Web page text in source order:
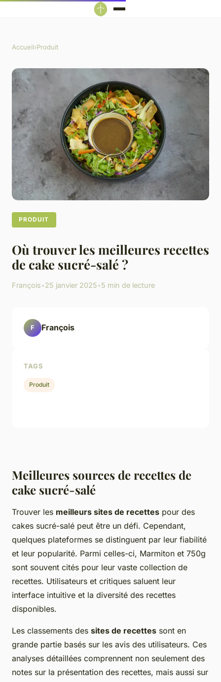
Accueil›Produit
PRODUIT
Où trouver les meilleures recettes
de cake sucré-salé ?
François•25 janvier 2025•5 min de lecture
Meilleures sources de recettes de
cake sucré-salé
Trouver les meilleurs sites de recettes pour des
cakes sucré-salé peut être un défi. Cependant,
quelques plateformes se distinguent par leur fiabilité
et leur popularité. Parmi celles-ci, Marmiton et 750g
sont souvent cités pour leur vaste collection de
recettes. Utilisateurs et critiques saluent leur
interface intuitive et la diversité des recettes
disponibles.
Les classements des sites de recettes sont en
grande partie basés sur les avis des utilisateurs. Ces
analyses détaillées comprennent non seulement des
notes sur la présentation des recettes, mais aussi sur
F François
TAGS
Produit